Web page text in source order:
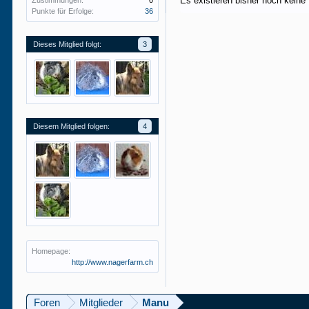
Punkte für Erfolge:
36
Dieses Mitglied folgt: 3
Diesem Mitglied folgen: 4
Homepage:
http://www.nagerfarm.ch
Foren Mitglieder Manu